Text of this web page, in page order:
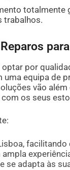
trabalhos.
por
equipa de
vão
os seus
se adapta às